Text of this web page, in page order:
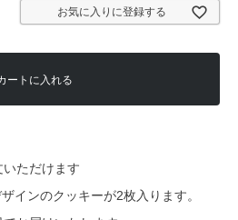
お気に入りに登録する
ートに入れる
ただけます
インのクッキーが2枚入ります。